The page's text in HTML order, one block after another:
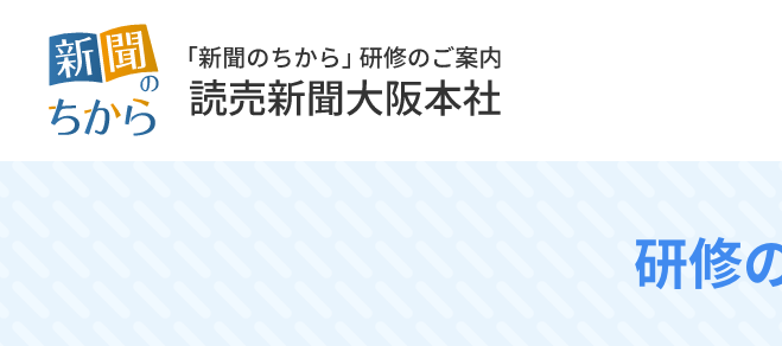
研修